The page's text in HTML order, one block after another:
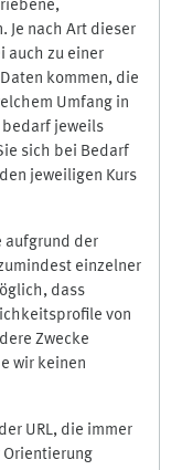
Je nach Art dieser
auch zu einer
kommen, die
Umfang in
bedarf jeweils
sich bei Bedarf
jeweiligen Kurs
aufgrund der
einzelner
dass
von
Zwecke
wir keinen
URL, die immer